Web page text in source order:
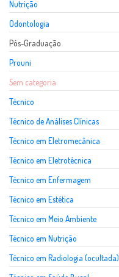
Nutrição
Odontologia
Pós-Graduação
Prouni
Sem categoria
Técnico
Técnico de Análises Clínicas
Técnico em Eletromecânica
Técnico em Eletrotécnica
Técnico em Enfermagem
Técnico em Estética
Técnico em Meio Ambiente
Técnico em Nutrição
Técnico em Radiologia (ocultada)